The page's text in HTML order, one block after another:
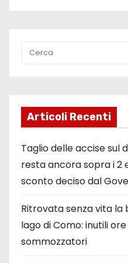
t
c
o
l
i
Articoli Recenti
Taglio delle accise sul
resta ancora sopra i 2
sconto deciso dal
Ritrovata senza vita la
lago di Como: inutili
sommozzatori